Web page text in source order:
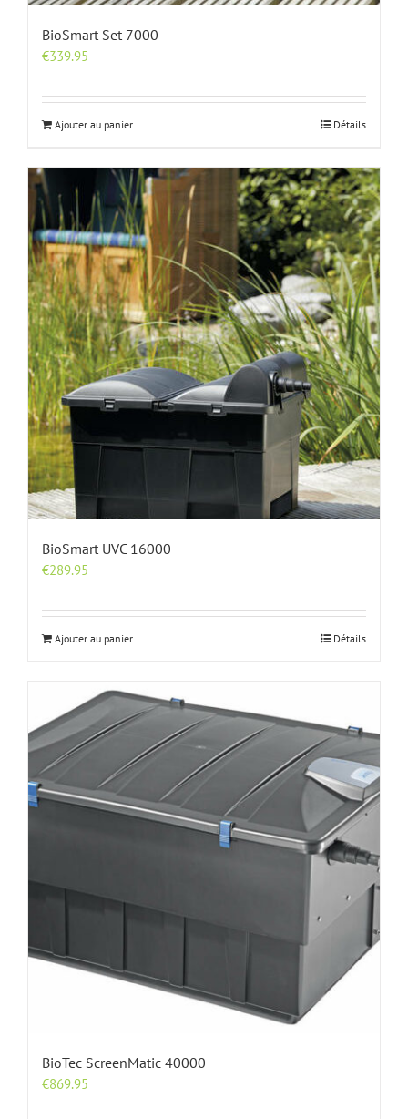
BioSmart Set 7000
€339.95
Ajouter au panier Détails
BioSmart UVC 16000
€289.95
Ajouter au panier Détails
BioTec ScreenMatic 40000
€869.95